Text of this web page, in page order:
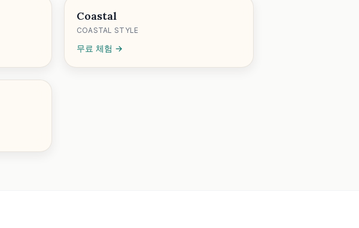
Coastal
COASTAL STYLE
무료 체험 →